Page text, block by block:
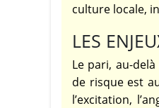
culture locale,
LES
Le pari, au-
de risque est
l’excitation,